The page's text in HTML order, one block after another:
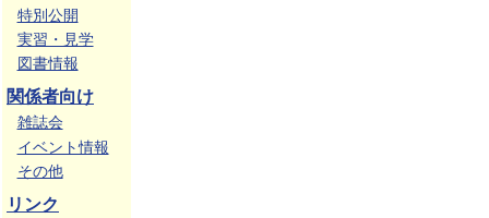
特別公開
実習・見学
図書情報
関係者向け
雑誌会
イベント情報
その他
リンク